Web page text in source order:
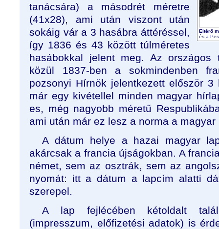
Eltérő
és a
tanácsára) a másodrét méretre
(41x28), ami után viszont után
sokáig vár a 3 hasábra áttéréssel,
így 1836 és 43 között túlméretes
hasábokkal jelent meg. Az országos
közül 1837-ben a sokmindenben
pozsonyi Hírnök jelentkezett először
már egy kivétellel minden magyar
es, még nagyobb méretű
ami után már ez lesz a norma a magyar
A dátum helye a hazai magyar
akárcsak a francia újságokban. A
német, sem az osztrák, sem az
nyomát: itt a dátum a lapcím alatti
szerepel.
A lap fejlécében kétoldalt
(impresszum, előfizetési adatok) is